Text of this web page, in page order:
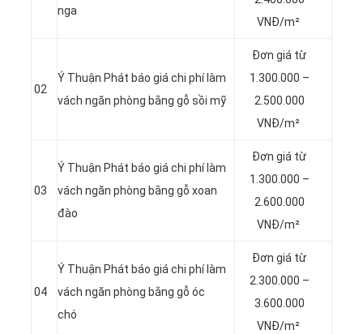
nga
VNĐ/m²
02
Ý Thuận Phát báo giá chi phí làm
vách ngăn phòng bằng gỗ sồi mỹ
Đơn giá từ
1.300.000 –
2.500.000
VNĐ/m²
03
Ý Thuận Phát báo giá chi phí làm
vách ngăn phòng bằng gỗ xoan
đào
Đơn giá từ
1.300.000 –
2.600.000
VNĐ/m²
04
Ý Thuận Phát báo giá chi phí làm
vách ngăn phòng bằng gỗ óc
chó
Đơn giá từ
2.300.000 –
3.600.000
VNĐ/m²